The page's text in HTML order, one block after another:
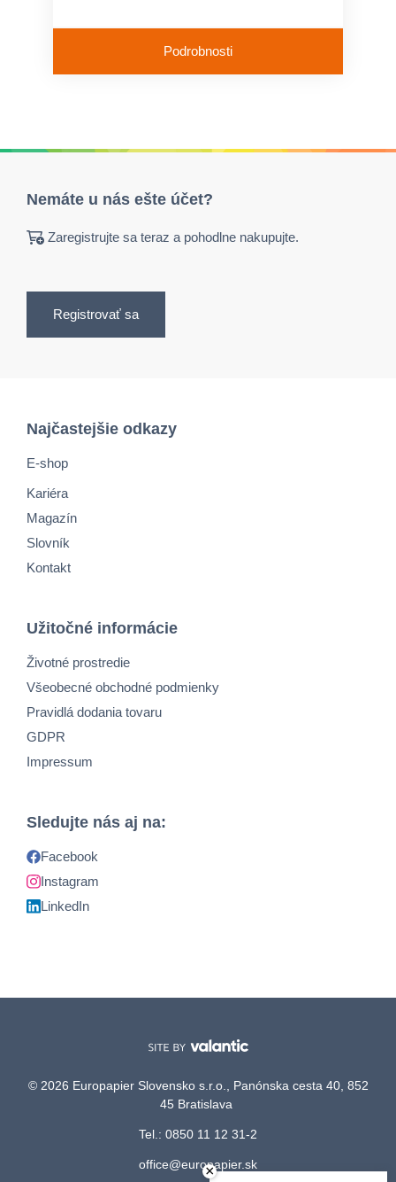
Podrobnosti
Nemáte u nás ešte účet?
Zaregistrujte sa teraz a pohodlne nakupujte.
Registrovať sa
Najčastejšie odkazy
E-shop
Kariéra
Magazín
Slovník
Kontakt
Užitočné informácie
Životné prostredie
Všeobecné obchodné podmienky
Pravidlá dodania tovaru
GDPR
Impressum
Sledujte nás aj na:
Facebook
Instagram
LinkedIn
© 2026 Europapier Slovensko s.r.o., Panónska cesta 40, 852
45 Bratislava
Tel.: 0850 11 12 31-2
office@europapier.sk
×